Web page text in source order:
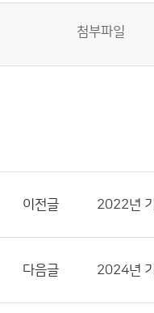
첨부파일
이전글 2022년
다음글 2024년